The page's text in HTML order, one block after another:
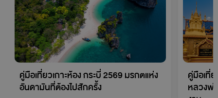
คู่มือเที่ยวเกาะห้อง กระบี่ 2569 มรกตแห่ง
อันดามันที่ต้องไปสักครั้ง
คู่มือเที่
หลวงพ่